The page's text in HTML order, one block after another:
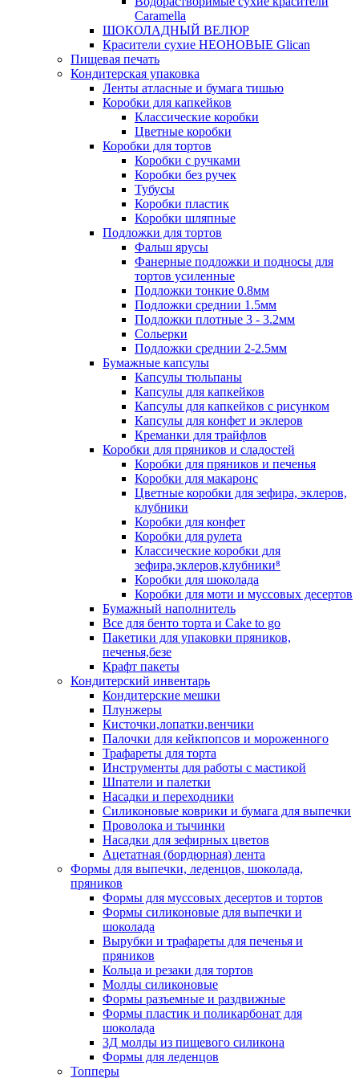
Caramella
ШОКОЛАДНЫЙ ВЕЛЮР
Красители сухие НЕОНОВЫЕ Glican
Пищевая печать
Кондитерская упаковка
Ленты атласные и бумага тишью
Коробки для капкейков
Классические коробки
Цветные коробки
Коробки для тортов
Коробки с ручками
Коробки без ручек
Тубусы
Коробки пластик
Коробки шляпные
Подложки для тортов
Фальш ярусы
Фанерные подложки и подносы для
тортов усиленные
Подложки тонкие 0.8мм
Подложки среднии 1.5мм
Подложки плотные 3 - 3.2мм
Сольерки
Подложки среднии 2-2.5мм
Бумажные капсулы
Капсулы тюльпаны
Капсулы для капкейков
Капсулы для капкейков с рисунком
Капсулы для конфет и эклеров
Креманки для трайфлов
Коробки для пряников и сладостей
Коробки для пряников и печенья
Коробки для макаронс
Цветные коробки для зефира, эклеров,
клубники
Коробки для конфет
Коробки для рулета
Классические коробки для
зефира,эклеров,клубники⁸
Коробки для шоколада
Коробки для моти и муссовых десертов
Бумажный наполнитель
Все для бенто торта и Cake to go
Пакетики для упаковки пряников,
печенья,безе
Крафт пакеты
Кондитерский инвентарь
Кондитерские мешки
Плунжеры
Кисточки,лопатки,венчики
Палочки для кейкпопсов и мороженного
Трафареты для торта
Инструменты для работы с мастикой
Шпатели и палетки
Насадки и переходники
Силиконовые коврики и бумага для выпечки
Проволока и тычинки
Насадки для зефирных цветов
Ацетатная (бордюрная) лента
Формы для выпечки, леденцов, шоколада,
пряников
Формы для муссовых десертов и тортов
Формы силиконовые для выпечки и
шоколада
Вырубки и трафареты для печенья и
пряников
Кольца и резаки для тортов
Молды силиконовые
Формы разъемные и раздвижные
Формы пластик и поликарбонат для
шоколада
3Д молды из пищевого силикона
Формы для леденцов
Топперы